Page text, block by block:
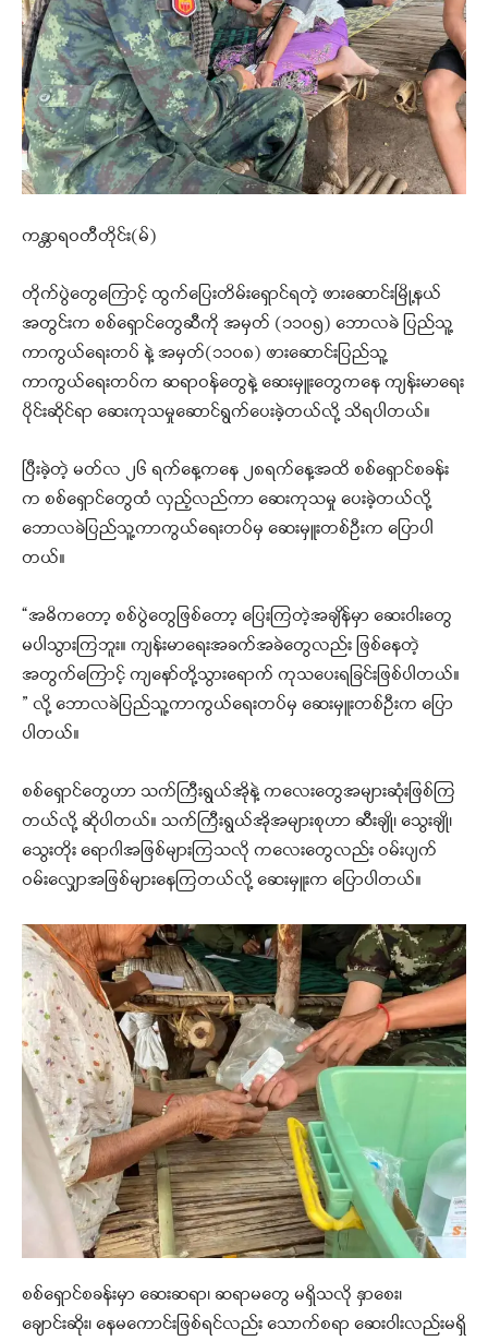
ကန္တာရဝတီတိုင်း(မ်)
တိုက်ပွဲတွေကြောင့် ထွက်ပြေးတိမ်းရှောင်ရတဲ့ ဖားဆောင်းမြို့နယ်
အတွင်းက စစ်ရှောင်တွေဆီကို အမှတ် (၁၁၀၅) ဘောလခဲ ပြည်သူ့
ကာကွယ်ရေးတပ် နဲ့ အမှတ်(၁၁၀၈) ဖားဆောင်းပြည်သူ့
ကာကွယ်ရေးတပ်က ဆရာဝန်တွေနဲ့ ဆေးမှူးတွေကနေ ကျန်းမာရေး
ပိုင်းဆိုင်ရာ ဆေးကုသမှုဆောင်ရွက်ပေးခဲ့တယ်လို့ သိရပါတယ်။
ပြီးခဲ့တဲ့ မတ်လ ၂၆ ရက်နေ့ကနေ ၂၈ရက်နေ့အထိ စစ်ရှောင်စခန်း
က စစ်ရှောင်တွေထံ လှည့်လည်ကာ ဆေးကုသမှု ပေးခဲ့တယ်လို့
ဘောလခဲပြည်သူ့ကာကွယ်ရေးတပ်မှ ဆေးမှူးတစ်ဦးက ပြောပါ
တယ်။
“အဓိကတော့ စစ်ပွဲတွေဖြစ်တော့ ပြေးကြတဲ့အချိန်မှာ ဆေးဝါးတွေ
မပါသွားကြဘူး။ ကျန်းမာရေးအခက်အခဲတွေလည်း ဖြစ်နေတဲ့
အတွက်ကြောင့် ကျနော်တို့သွားရောက် ကုသပေးရခြင်းဖြစ်ပါတယ်။
” လို့ ဘောလခဲပြည်သူ့ကာကွယ်ရေးတပ်မှ ဆေးမှူးတစ်ဦးက ပြော
ပါတယ်။
စစ်ရှောင်တွေဟာ သက်ကြီးရွယ်အိုနဲ့ ကလေးတွေအများဆုံးဖြစ်ကြ
တယ်လို့ ဆိုပါတယ်။ သက်ကြီးရွယ်အိုအများစုဟာ ဆီးချို၊ သွေးချို၊
သွေးတိုး ရောဂါအဖြစ်များကြသလို ကလေးတွေလည်း ဝမ်းပျက်
ဝမ်းလျှောအဖြစ်များနေကြတယ်လို့ ဆေးမှူးက ပြောပါတယ်။
စစ်ရှောင်စခန်းမှာ ဆေးဆရာ၊ ဆရာမတွေ မရှိသလို နှာစေး၊
ချောင်းဆိုး၊ နေမကောင်းဖြစ်ရင်လည်း သောက်စရာ ဆေးဝါးလည်းမရှိ